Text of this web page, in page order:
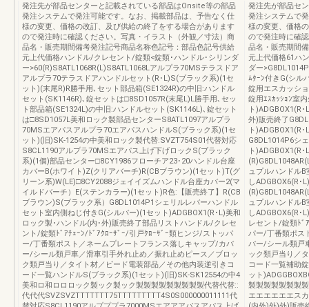
発注先が部品センターと記載されている部品はOnsite等の部品
発注システムで発注可能です。なお、掲載部品は、予告なく仕
様の変更、価格の改訂、及び供給の終了をする場合があります
ので発注時に確認ください。写真・イラスト（外観／寸法）商
品名・販売期間備考発注記号商品名称色記号：部品色記号供給
元上代価格ハンドル/クレセント/錠類<錠類･ハンドル･シリンダ
ー>60(R)S8ATL1068R(L)S8ATL1068Lアルプラ70MSテラスドア
アルプラ70テラスドアハンドルセット(R･L)S(ブラック系)(1セ
ット)(末尾R)R勝手用､セット部品箱(SE1324R)の中旧:ハンドル
セット(SK1146R)､錠セットは□8SD1057R(末尾L)L勝手用､セッ
ト部品箱(SE1324L)の中旧:ハンドルセット(SK1146L)､錠セット
は□8SD1057L美和ロック製部品センターS8ATL1097アルプラ
70MSエアパスアルプラ70エアパスハンドルS(ブラック系)(1セ
ット)(旧)SK-1254の中美和ロック製代替:SVZT754S01代替対応
S8CL1190アルプラ70MSエアパス上げ下げロックS(ブラック
系)(1個)部品センター□8CY1986フローチア23･20ハンドル台座
カバーB(ホワイト)Z(クリアバーチ)R(CBブラウン)(1セット)T(グ
リーン系)W(LE)□8CY2088ジェイイズムハンドル台座カバー2(マ
イルドバーチ）E(ステンカラー)(1セット)R色:【販売終了】R(CB
ブラウン)S(ブラック系）G8DL1014P1シェリルレバーハンドル
セット室内側ねじ付きG(シルバー)(1セット)ADGBOX1(R･L)美和
ロック製･ハンドル(内･外)販売終了部品リストハンドル/クレセ
ント/錠類ﾄﾞｱﾁｪｰﾝ/ﾄﾞｱｸﾛｰｻﾞｰ/引戸ｸﾛｰｻﾞｰ類ヒンジ/ストッパ
ー/丁番類ポスト／ネームプレートフランス落しキャップ/カバ
ー/シール類戸車／滑車引手外れ止め／振れ止めピース／ブロッ
ク類戸当り／タイト材／ビード電装部品／その他内装逆引きコ
ード一覧ハンドルS(ブラック系)(1セット)(旧)SK-SK12554の中4
美和ロ和ロロロック製ック製ック製製製製製製製製製代替代替::
代代代SVZSVZTTTTTTT75TTTTTTTTT4S0S000000011111代
発注先が部品セ
発注システムで
様の変更、価格
ので発注時に確
品名・販売期間
元上代価格61ハ
ダー
ﾑﾀｰﾝ付きG(シル
錠用エスカッシ
錠用ｴｽｶｯｼｮﾝ室
ト)ADGBOX1(R
外)販売終了
ト)ADGBOX1(R
G8DL1014P6シ
ト)ADGBOX1(R
ュプルハンドル
しADGBOX6(R･
ュプルハンドル
しADGBOX6(R･
レセント/錠類ﾄﾞ
パー/丁番類ポス
バー/シール類戸
ック類戸当り／
コード一覧補助
ット
製製製製製製製
エエエエエエス